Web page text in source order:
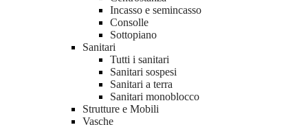
Incasso e semincasso
Consolle
Sottopiano
Sanitari
Tutti i sanitari
Sanitari sospesi
Sanitari a terra
Sanitari monoblocco
Strutture e Mobili
Vasche